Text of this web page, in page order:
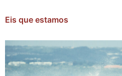
Eis que estamos